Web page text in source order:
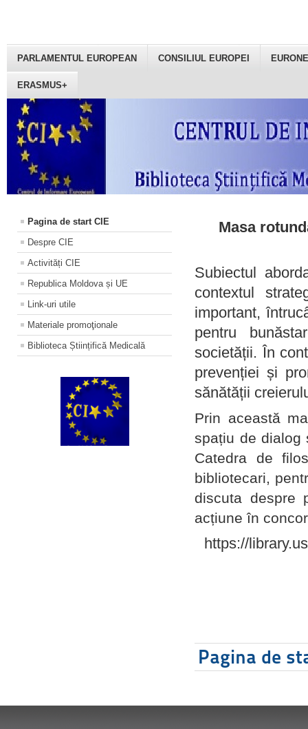
PARLAMENTUL EUROPEAN CONSILIUL EUROPEI
ERASMUS+
Pagina de start CIE
Despre CIE
Activități CIE
Republica Moldova și UE
Link-uri utile
Materiale promoţionale
Biblioteca Științifică Medicală
Masa
Subiectul
contextul
important,
pentru
societății. În
prevenției și
sănătății
Prin această
spațiu de dialog
Catedra de
bibliotecari,
discuta despre
acțiune în
https://
Pagina de